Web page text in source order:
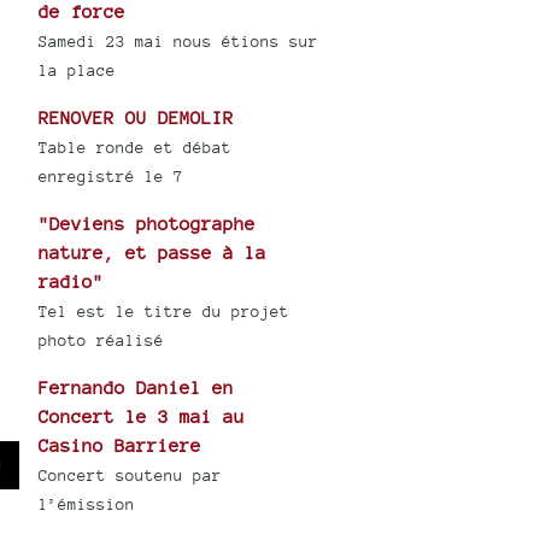
de force
Samedi 23 mai nous étions sur
la place
RENOVER OU DEMOLIR
Table ronde et débat
enregistré le 7
"Deviens photographe
nature, et passe à la
radio"
Tel est le titre du projet
photo réalisé
Fernando Daniel en
Concert le 3 mai au
Casino Barriere
Concert soutenu par
l’émission